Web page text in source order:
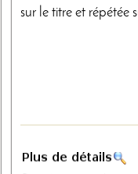
sur le titre et répétée